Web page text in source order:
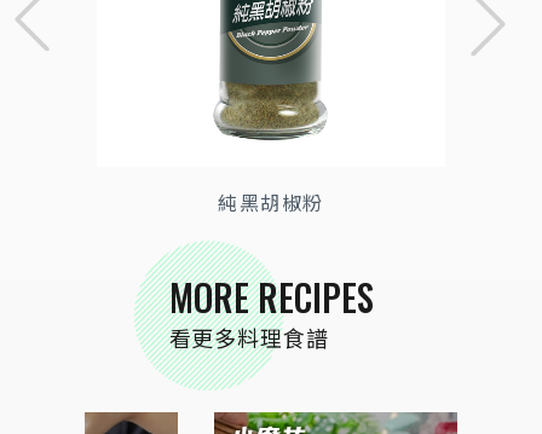
純黑胡椒粉
MORE RECIPES
看更多料理食譜